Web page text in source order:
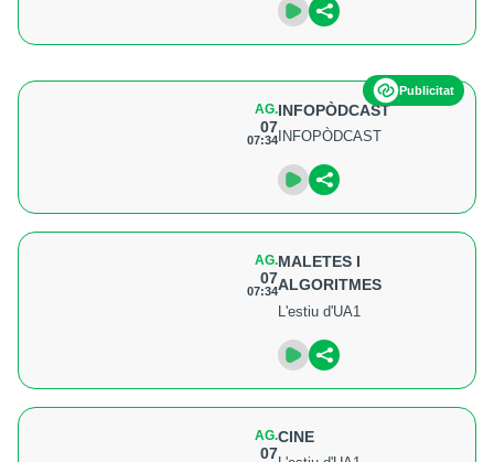
Publicitat
AG.
07
07:34
INFOPÒDCAST
INFOPÒDCAST
AG.
07
07:34
MALETES I
ALGORITMES
L'estiu d'UA1
AG.
07
CINE